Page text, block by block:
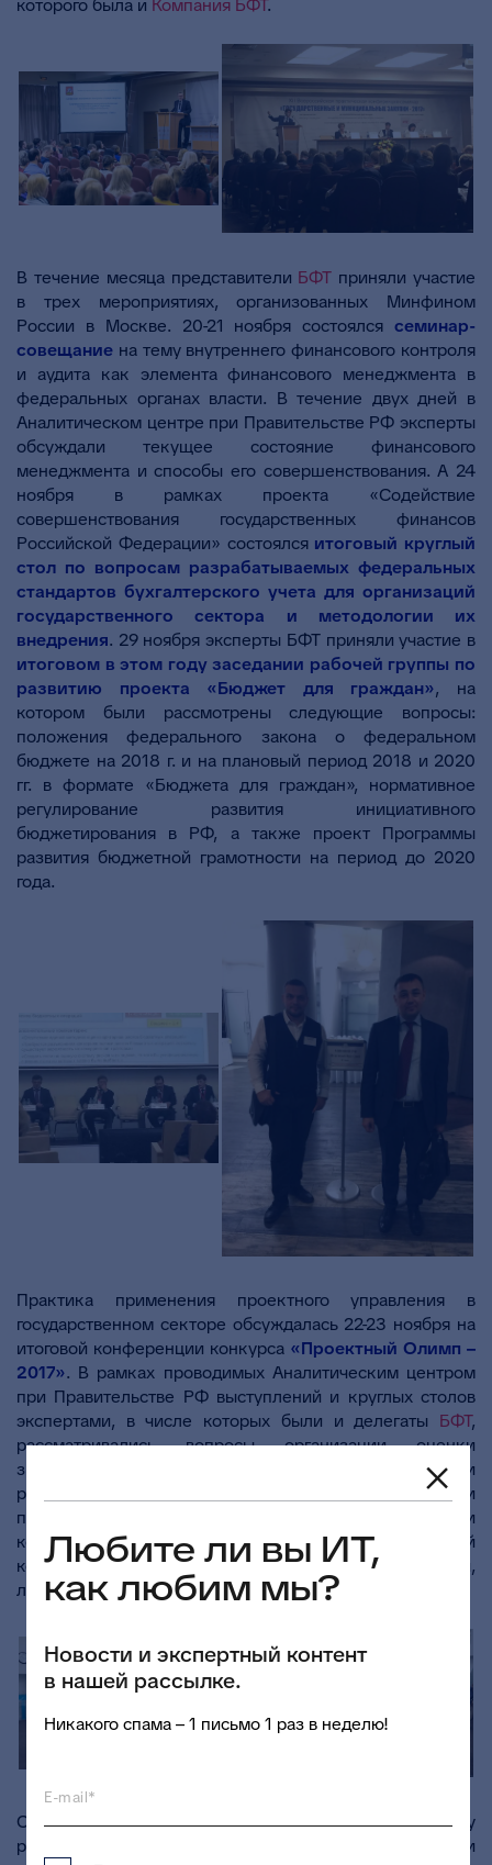
которого была и Компания БФТ.
В течение месяца представители БФТ приняли участие
в трех мероприятиях, организованных Минфином
России в Москве. 20-21 ноября состоялся семинар-
совещание на тему внутреннего финансового контроля
и аудита как элемента финансового менеджмента в
федеральных органах власти. В течение двух дней в
Аналитическом центре при Правительстве РФ эксперты
обсуждали текущее состояние финансового
менеджмента и способы его совершенствования. А 24
ноября в рамках проекта «Содействие
совершенствования государственных финансов
Российской Федерации» состоялся итоговый круглый
стол по вопросам разрабатываемых федеральных
стандартов бухгалтерского учета для организаций
государственного сектора и методологии их
внедрения. 29 ноября эксперты БФТ приняли участие в
итоговом в этом году заседании рабочей группы по
развитию проекта «Бюджет для граждан», на
котором были рассмотрены следующие вопросы:
положения федерального закона о федеральном
бюджете на 2018 г. и на плановый период 2018 и 2020
гг. в формате «Бюджета для граждан», нормативное
регулирование развития инициативного
бюджетирования в РФ, а также проект Программы
развития бюджетной грамотности на период до 2020
года.
Практика применения проектного управления в
государственном секторе обсуждалась 22-23 ноября на
итоговой конференции конкурса «Проектный Олимп –
2017». В рамках проводимых Аналитическим центром
при Правительстве РФ выступлений и круглых столов
экспертами, в числе которых были и делегаты БФТ,
рассматривались вопросы организации оценки
зрелости проектного управления в федеральных и
региональных органах власти, текущий статус и
перспективы региональных проектных офисов, модели
компетенций и оценки профессиональной
компетентности участников проектной деятельности,
лучшие практики и многие другие вопросы.
С 23 по 25 ноября в Челябинске обсуждали тему
развития системы инфраструктуры поддержки
Любите ли вы ИТ,
как любим мы?
Новости и экспертный контент
в нашей рассылке.
Никакого спама – 1 письмо 1 раз в неделю!
E-mail*